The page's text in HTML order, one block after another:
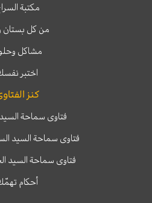
مكتبة
من كل بستان
مشاكل
اختبر
كنز
فتاوى سماحة
فتاوى سماحة السيد
فتاوى سماحة السيد
أحكام